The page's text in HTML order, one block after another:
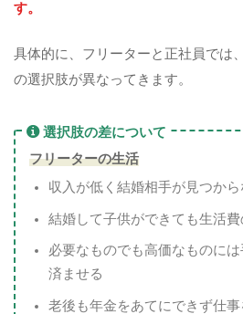
す。
具体的に、フリーターと正社員では
の選択肢が異なってきます。
選択肢の差について
フリーターの生活
収入が低く結婚相手が見つから
結婚して子供ができても生活
必要なものでも高価なものに
済ませる
老後も年金をあてにできず仕事